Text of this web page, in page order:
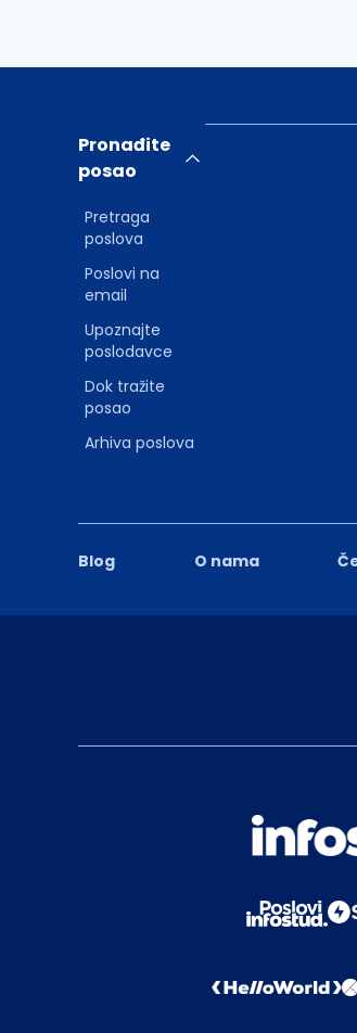
Blog O nama
Pronađite
posao
Pretraga
poslova
Poslovi na
email
Upoznajte
poslodavce
Dok tražite
posao
Arhiva poslova